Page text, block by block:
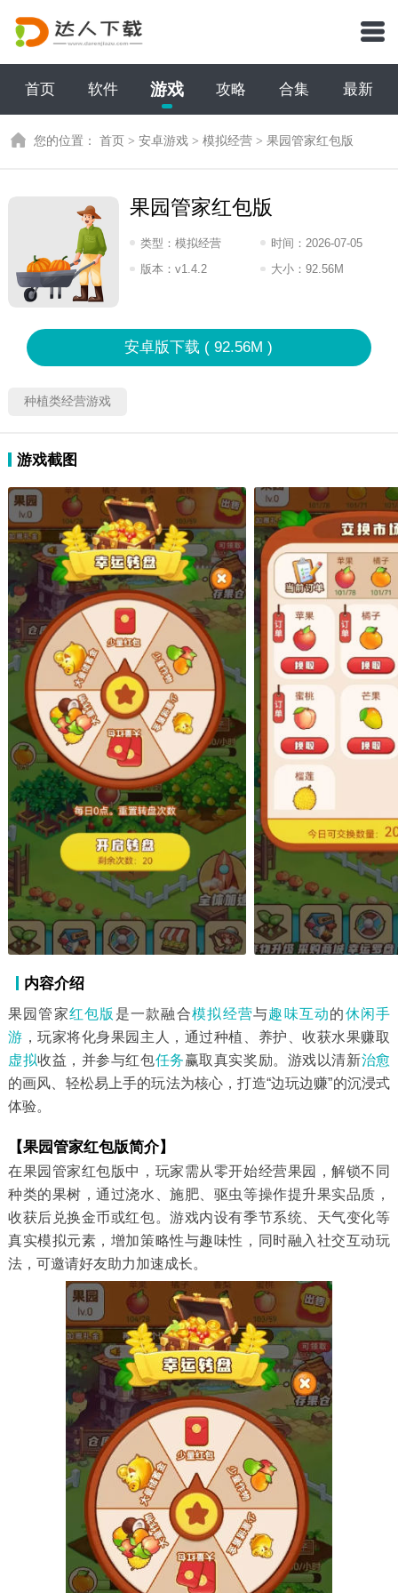
首页 软件 游戏 攻略 合集 最新
您的位置：首页 >安卓游戏 >模拟经营 >果园管家红包版
果园管家红包版
类型：模拟经营 时间： 2026-07-05
17:2026
版本：v1.4.2 大小： 92.56M
安卓版下载 ( 92.56M )
种植类经营游戏
游戏截图
内容介绍
果园管家红包版 是一款融合模拟经营与趣味互动的休闲手
游 ，玩家将化身果园主人，通过种植、养护、收获水果赚取
虚拟收益，并参与红包任务赢取真实奖励。游戏以清新治愈
的画风、轻松易上手的玩法为核心，打造“边玩边赚”的沉浸式
体验。
【果园管家红包版简介】
在果园管家红包版中，玩家需从零开始经营果园，解锁不同
种类的果树，通过浇水、施肥、驱虫等操作提升果实品质，
收获后兑换金币或红包。游戏内设有季节系统、天气变化等
真实模拟元素，增加策略性与趣味性，同时融入社交互动玩
法，可邀请好友助力加速成长。